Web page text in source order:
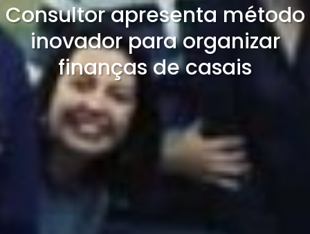
Consultor apresenta método
inovador para organizar
finanças de casais